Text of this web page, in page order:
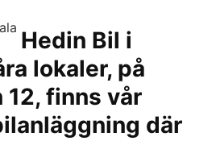
Hedin Bil i
lokaler, på
12, finns vår
där